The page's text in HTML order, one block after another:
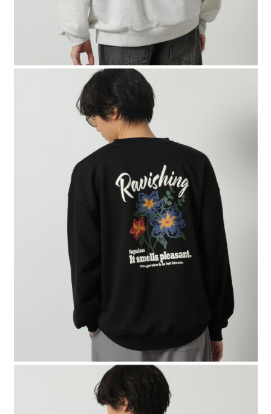
「AFTEE先享後付」，若未經同意申辦者引起之損失，本公司不負相關責
４．使用「AFTEE先享後付」時，將依據個別帳號之用戶狀況，依本公司即
時審查核予不同之上限額度；若仍有額度不足之情形，本公司將視審查結果
請求用戶進行身份認證。
５．嚴禁一人註冊多個帳號或使用他人資訊註冊。若發現惡意使用之情形，
恩沛科技股份有限公司將有權停止該用戶之使用額度並採取法律行動。